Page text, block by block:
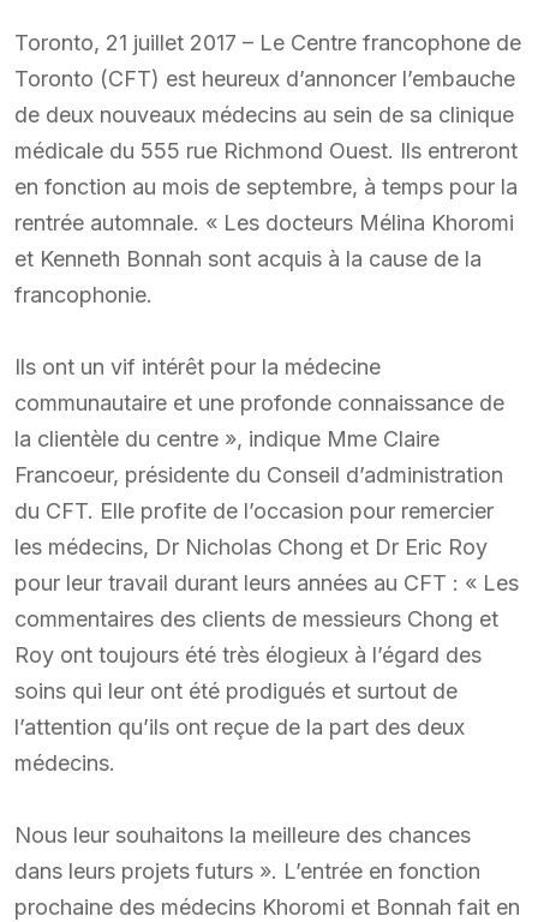
Toronto, 21 juillet 2017 – Le Centre francophone de
Toronto (CFT) est heureux d’annoncer l’embauche
de deux nouveaux médecins au sein de sa clinique
médicale du 555 rue Richmond Ouest. Ils entreront
en fonction au mois de septembre, à temps pour la
rentrée automnale. « Les docteurs Mélina Khoromi
et Kenneth Bonnah sont acquis à la cause de la
francophonie.
Ils ont un vif intérêt pour la médecine
communautaire et une profonde connaissance de
la clientèle du centre », indique Mme Claire
Francoeur, présidente du Conseil d’administration
du CFT. Elle profite de l’occasion pour remercier
les médecins, Dr Nicholas Chong et Dr Eric Roy
pour leur travail durant leurs années au CFT : « Les
commentaires des clients de messieurs Chong et
Roy ont toujours été très élogieux à l’égard des
soins qui leur ont été prodigués et surtout de
l’attention qu’ils ont reçue de la part des deux
médecins.
Nous leur souhaitons la meilleure des chances
dans leurs projets futurs ». L’entrée en fonction
prochaine des médecins Khoromi et Bonnah fait en